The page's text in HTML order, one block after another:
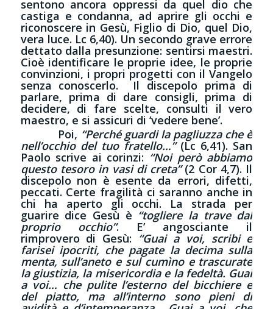
sentono ancora oppressi da quel dio che
castiga e condanna, ad aprire gli occhi e
riconoscere in Gesù, Figlio di Dio, quel Dio,
vera luce. Lc 6,40). Un secondo grave errore
dettato dalla presunzione: sentirsi maestri.
Cioè identificare le proprie idee, le proprie
convinzioni, i propri progetti con il Vangelo
senza conoscerlo. Il discepolo prima di
parlare, prima di dare consigli, prima di
decidere, di fare scelte, consulti il vero
maestro, e si assicuri di ‘vedere bene’.
Poi, “Perché guardi la pagliuzza che è
nell’occhio del tuo fratello…”(Lc 6,41). San
Paolo scrive ai corinzi: “Noi però abbiamo
questo tesoro in vasi di creta”(2 Cor 4,7). Il
discepolo non è esente da errori, difetti,
peccati. Certe fragilità ci saranno anche in
chi ha aperto gli occhi. La strada per
guarire dice Gesù è “togliere la trave dal
proprio occhio”. E’ angosciante il
rimprovero di Gesù: “Guai a voi, scribi e
farisei ipocriti, che pagate la decima sulla
menta, sull’aneto e sul cumìno e trascurate
la giustizia, la misericordia e la fedeltà. Guai
a voi… che pulite l’esterno del bicchiere e
del piatto, ma all’interno sono pieni di